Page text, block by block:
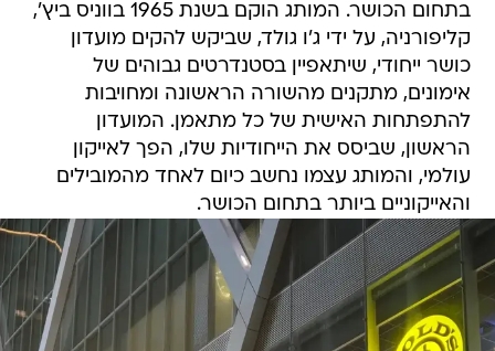
בתחום הכושר. המותג הוקם בשנת 1965 בווניס ביץ',
קליפורניה, על ידי ג'ו גולד, שביקש להקים מועדון
כושר ייחודי, שיתאפיין בסטנדרטים גבוהים של
אימונים, מתקנים מהשורה הראשונה ומחויבות
להתפתחות האישית של כל מתאמן. המועדון
הראשון, שביסס את הייחודיות שלו, הפך לאייקון
עולמי, והמותג עצמו נחשב כיום לאחד מהמובילים
והאייקוניים ביותר בתחום הכושר.